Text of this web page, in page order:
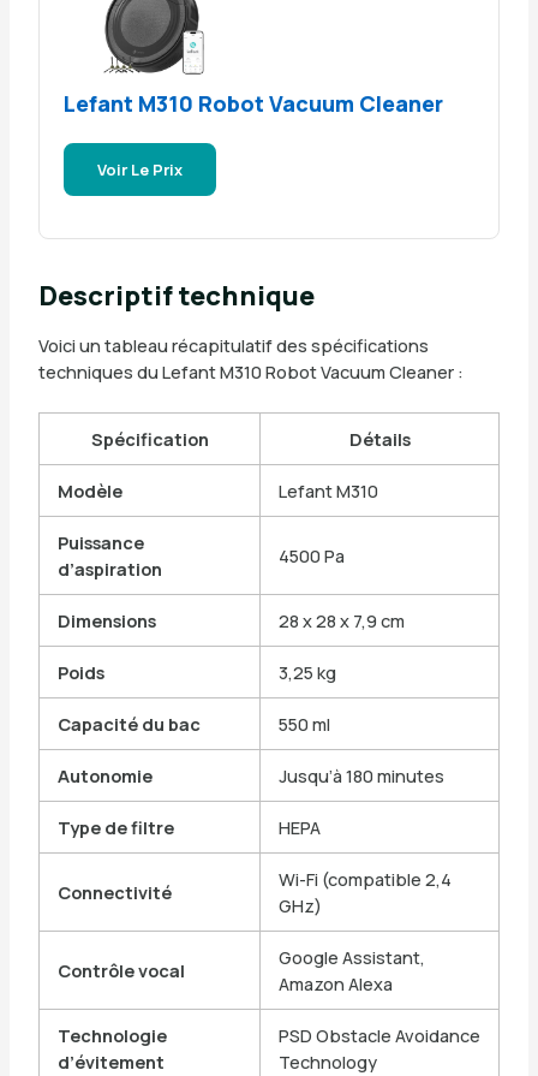
Lefant M310 Robot Vacuum Cleaner
Voir Le Prix
Descriptif technique
Voici un tableau récapitulatif des spécifications
techniques du Lefant M310 Robot Vacuum Cleaner :
Spécification Détails
Modèle Lefant M310
Puissance
d’aspiration
4500 Pa
Dimensions 28 x 28 x 7,9 cm
Poids 3,25 kg
Capacité du bac 550 ml
Autonomie Jusqu’à 180 minutes
Type de filtre HEPA
Connectivité
Wi-Fi (compatible 2,4
GHz)
Contrôle vocal
Google Assistant,
Amazon Alexa
Technologie
d’évitement
PSD Obstacle Avoidance
Technology